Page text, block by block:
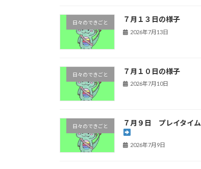
日々のできごと ７月１３日の様子
2026年7月13日
日々のできごと ７月１０日の様子
2026年7月10日
日々のできごと ７月９日 プレイタイム
2026年7月9日